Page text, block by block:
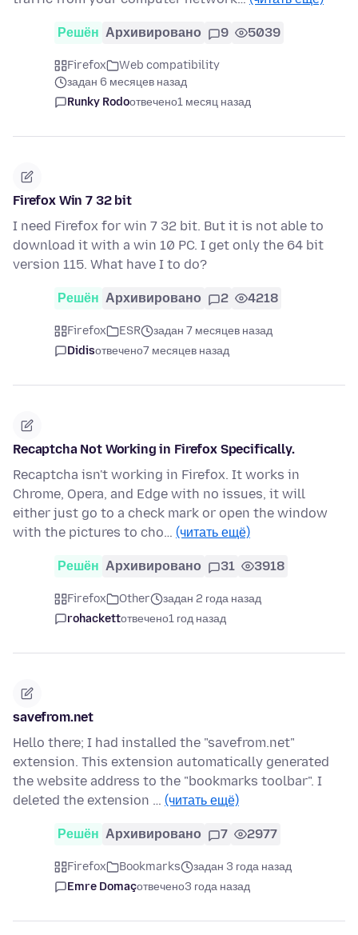
Решён Архивировано 9 5039
Firefox
Web compatibility
задан 6 месяцев назад
Runky Rodoотвечено1 месяц назад
Firefox Win 7 32 bit
I need Firefox for win 7 32 bit. But it is not able to
download it with a win 10 PC. I get only the 64 bit
version 115. What have I to do?
Решён Архивировано 2 4218
Firefox ESR
задан 7 месяцев назад
Didisотвечено7 месяцев назад
Recaptcha Not Working in Firefox Specifically.
Recaptcha isn't working in Firefox. It works in
Chrome, Opera, and Edge with no issues, it will
either just go to a check mark or open the window
with the pictures to cho… (читать ещё)
Решён Архивировано 31 3918
Firefox Other
задан 2 года назад
rohackettотвечено1 год назад
savefrom.net
Hello there; I had installed the "savefrom.net"
extension. This extension automatically generated
the website address to the "bookmarks toolbar". I
deleted the extension … (читать ещё)
Решён Архивировано 7 2977
Firefox Bookmarks
задан 3 года назад
Emre Domaçотвечено3 года назад